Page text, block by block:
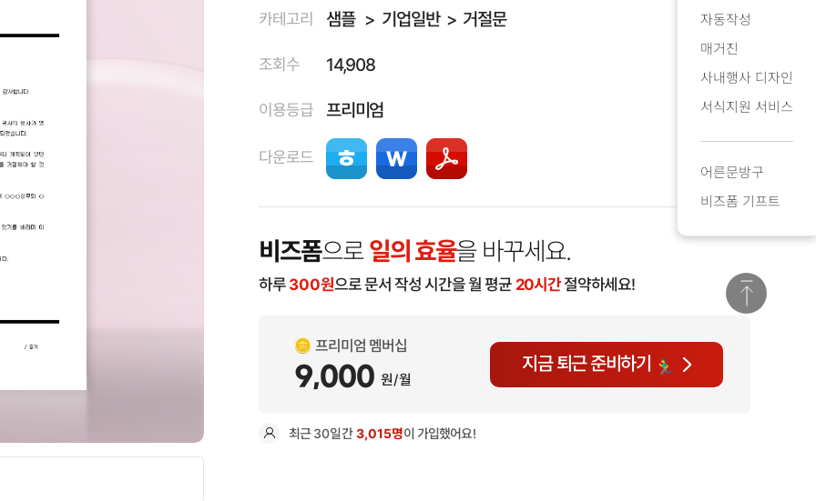
카테고리 샘플 기업일반 거절문
조회수 14,908
이용등급 프리미엄
다운로드
비즈폼으로일의 효율을 바꾸세요.
하루 300원으로 문서 작성 시간을 월 평균 20시간절약하세요!
프리미엄 멤버십
9,000 원/월
지금 퇴근 준비하기
최근30일간3,015명이 가입했어요!
자동작성
매거진
사내행사 디자인
서식지원 서비스
어른문방구
비즈폼 기프트